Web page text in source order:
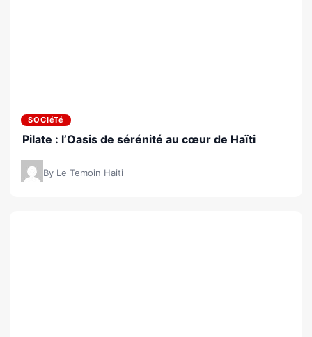
SOCIéTé
Pilate : l’Oasis de sérénité au cœur de Haïti
By Le Temoin Haiti